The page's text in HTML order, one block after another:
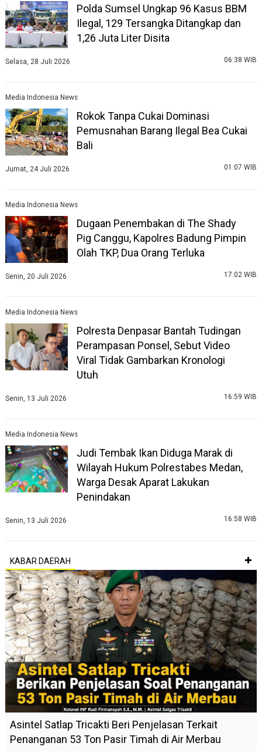
Polda Sumsel Ungkap 96 Kasus BBM
Ilegal, 129 Tersangka Ditangkap dan
1,26 Juta Liter Disita
Selasa, 28 Juli 2026 06:38 WIB
Media Indonesia News
Rokok Tanpa Cukai Dominasi
Pemusnahan Barang Ilegal Bea Cukai
Bali
Jumat, 24 Juli 2026 01:07 WIB
Media Indonesia News
Dugaan Penembakan di The Shady
Pig Canggu, Kapolres Badung Pimpin
Olah TKP, Dua Orang Terluka
Senin, 20 Juli 2026 17:02 WIB
Media Indonesia News
Polresta Denpasar Bantah Tudingan
Perampasan Ponsel, Sebut Video
Viral Tidak Gambarkan Kronologi
Utuh
Senin, 13 Juli 2026 16:59 WIB
Media Indonesia News
Judi Tembak Ikan Diduga Marak di
Wilayah Hukum Polrestabes Medan,
Warga Desak Aparat Lakukan
Penindakan
Senin, 13 Juli 2026 16:58 WIB
KABAR DAERAH
Asintel Satlap Tricakti Beri Penjelasan Terkait
Penanganan 53 Ton Pasir Timah di Air Merbau